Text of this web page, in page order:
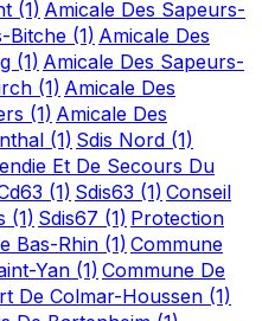
(1) Amicale Des Sapeurs-
Bitche (1) Amicale Des
(1) Amicale Des Sapeurs-
(1) Amicale Des
(1) Amicale Des
(1) Sdis Nord (1)
Et De Secours Du
(1) Sdis63 (1) Conseil
(1) Sdis67 (1) Protection
Bas-Rhin (1) Commune
Yan (1) Commune De
De Colmar-Houssen (1)